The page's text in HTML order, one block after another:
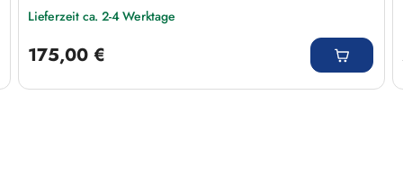
Lieferzeit ca. 2-4 Werktage
175,00 €